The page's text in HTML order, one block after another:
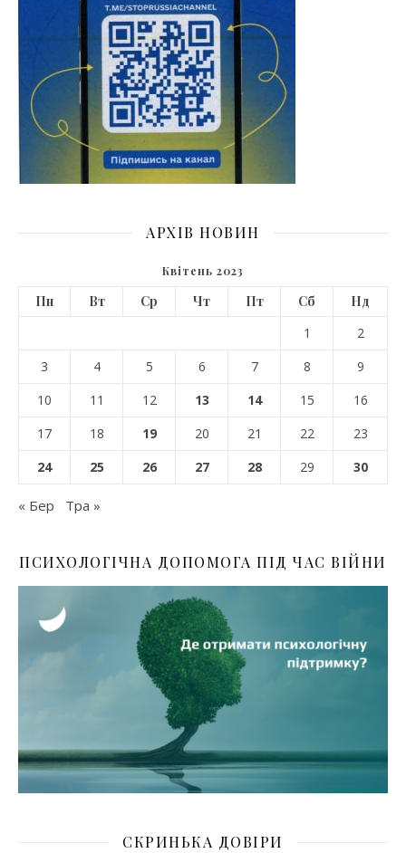
АРХІВ НОВИН
Квітень 2023
Пн Вт Ср Чт Пт Сб
Нд
1
2
3
4 5 6 7 8
9
10
11 12 13 14 15
16
17
18 19 20 21 22
23
24
25 26 27 28 29 30
« Бер Тра »
ПСИХОЛОГІЧНА ДОПОМОГА ПІД ЧАС ВІЙНИ
СКРИНЬКА ДОВІРИ